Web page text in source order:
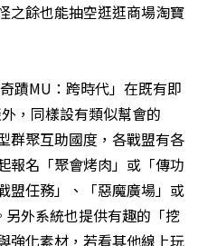
之餘也能抽空逛逛商場淘寶
蹟MU：跨時代」在既有即
，同樣設有類似幫會的
群聚互助國度，各戰盟有各
報名「聚會烤肉」或「傳功
盟任務」、「惡魔廣場」或
外系統也提供有趣的「挖
強化素材，若看其他線上玩